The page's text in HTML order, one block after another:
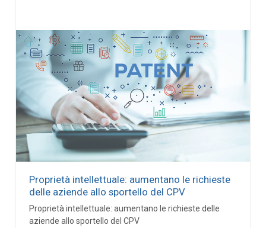
Proprietà intellettuale: aumentano le richieste
delle aziende allo sportello del CPV
Proprietà intellettuale: aumentano le richieste delle
aziende allo sportello del CPV